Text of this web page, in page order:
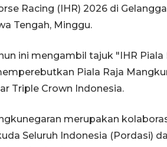
Racing (IHR) 2026 di
Tengah, Minggu.
ini mengambil tajuk "IHR
Piala Raja
Triple Crown Indonesia.
merupakan
Seluruh Indonesia (Pordasi)